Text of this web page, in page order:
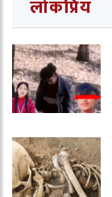
लोकप्रिय